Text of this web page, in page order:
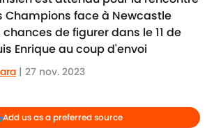
Champions face à Newcastle
de figurer dans le 11 de
Enrique au coup d'envoi
| 27 nov. 2023
Add us as a preferred source